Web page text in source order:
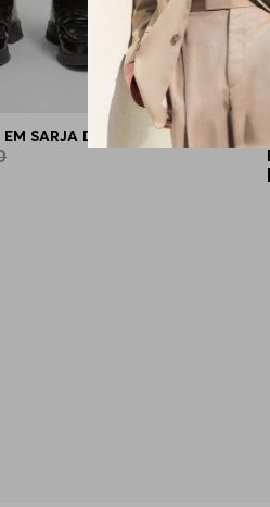
SARJA DE MISTURA DE LÃ